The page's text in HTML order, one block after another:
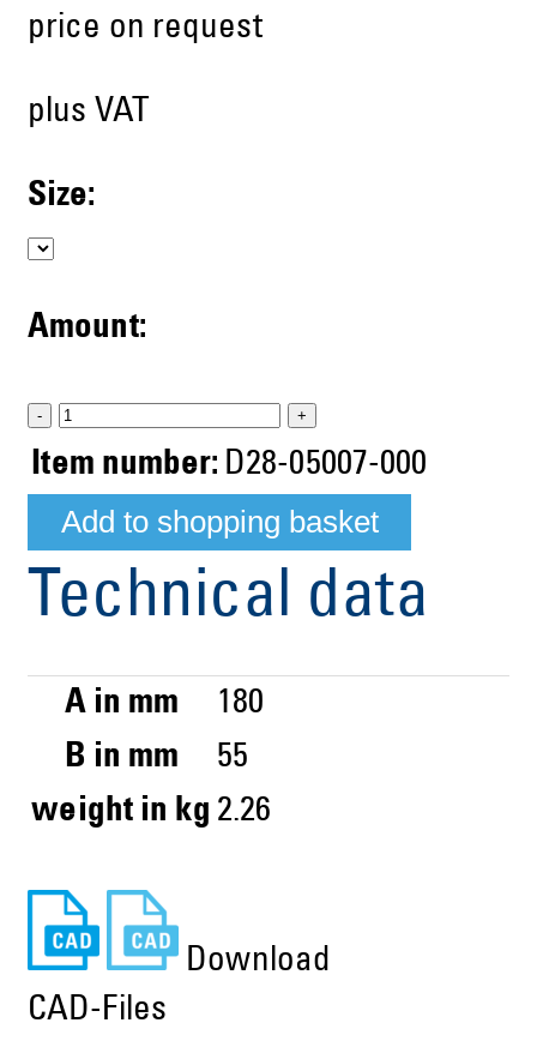
price on request
plus VAT
Size:
Amount:
- +
Item number: D28-05007-000
Technical data
A in mm
180
B in mm
55
weight in kg 2.26
Download
CAD-Files